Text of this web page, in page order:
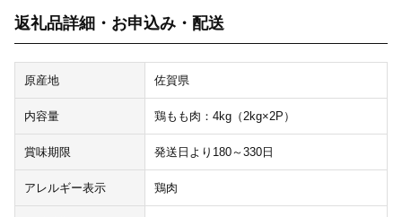
返礼品詳細・お申込み・配送
原産地 佐賀県
内容量 鶏もも肉：4kg（2kg×2P）
賞味期限 発送日より180～330日
アレルギー表示 鶏肉